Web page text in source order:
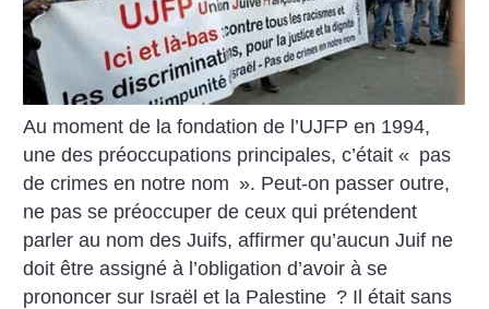
Au moment de la fondation de l’UJFP en 1994,
une des préoccupations principales, c’était « pas
de crimes en notre nom ». Peut-on passer outre,
ne pas se préoccuper de ceux qui prétendent
parler au nom des Juifs, affirmer qu’aucun Juif ne
doit être assigné à l’obligation d’avoir à se
prononcer sur Israël et la Palestine ? Il était sans